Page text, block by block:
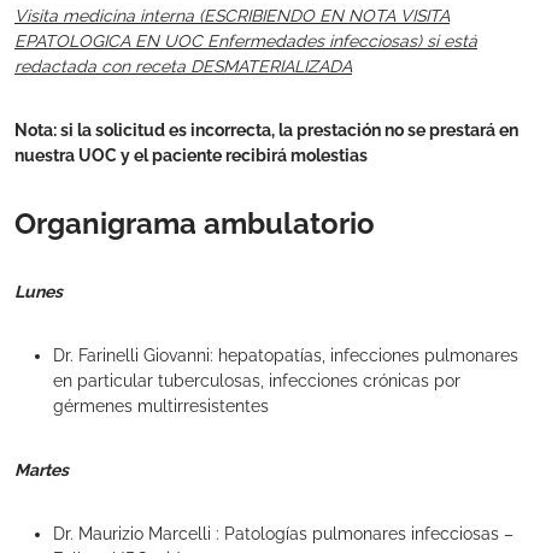
Visita medicina interna (ESCRIBIENDO EN NOTA VISITA
EPATOLOGICA EN UOC Enfermedades infecciosas) si está
redactada con receta DESMATERIALIZADA
Nota: si la solicitud es incorrecta, la prestación no se prestará en
nuestra UOC y el paciente recibirá molestias
Organigrama ambulatorio
Lunes
Dr. Farinelli Giovanni: hepatopatías, infecciones pulmonares
en particular tuberculosas, infecciones crónicas por
gérmenes multirresistentes
Martes
Dr. Maurizio Marcelli : Patologías pulmonares infecciosas –